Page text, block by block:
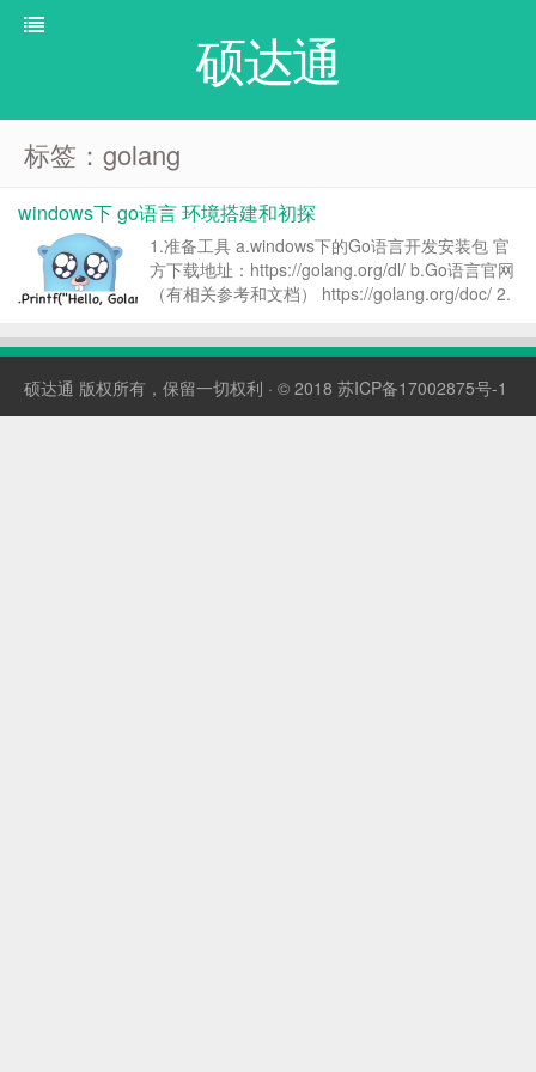
硕达通
标签：golang
windows下 go语言 环境搭建和初探
1.准备工具 a.windows下的Go语言开发安装包 官
方下载地址：https://golang.org/dl/ b.Go语言官网
（有相关参考和文档） https://golang.org/doc/ 2.
载。（这里使用msi安装版...
硕达通 版权所有，保留一切权利 · © 2018 苏ICP备17002875号-1